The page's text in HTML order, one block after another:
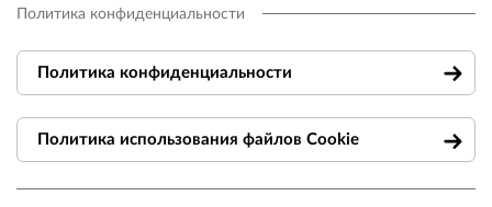
Политика конфиденциальности
Политика конфиденциальности
Политика использования файлов Cookie